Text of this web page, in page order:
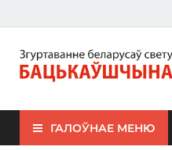
ЗБС "Бацькаўшчына"
ГАЛОЎНАЕ МЕНЮ